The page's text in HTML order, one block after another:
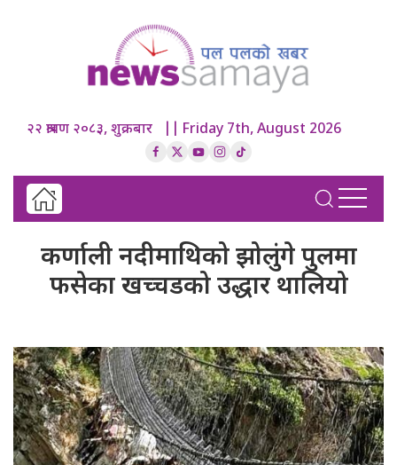
२२ श्रावण २०८३, शुक्रबार || Friday 7th, August 2026
कर्णाली नदीमाथिको झोलुंगे पुलमा
फसेका खच्चडको उद्धार थालियो